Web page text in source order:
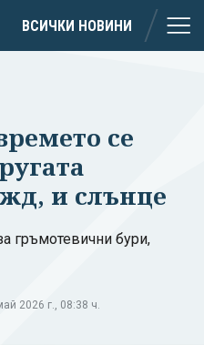
ВСИЧКИ НОВИНИ
се
и слънце
гръмотевични бури,
2026 г., 08:38 ч.